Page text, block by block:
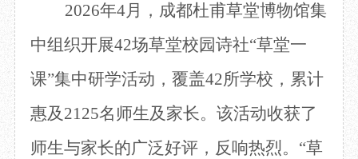
2026年4月，成都杜甫草堂博物馆集
中组织开展42场草堂校园诗社“草堂一
课”集中研学活动，覆盖42所学校，累计
惠及2125名师生及家长。该活动收获了
师生与家长的广泛好评，反响热烈。“草